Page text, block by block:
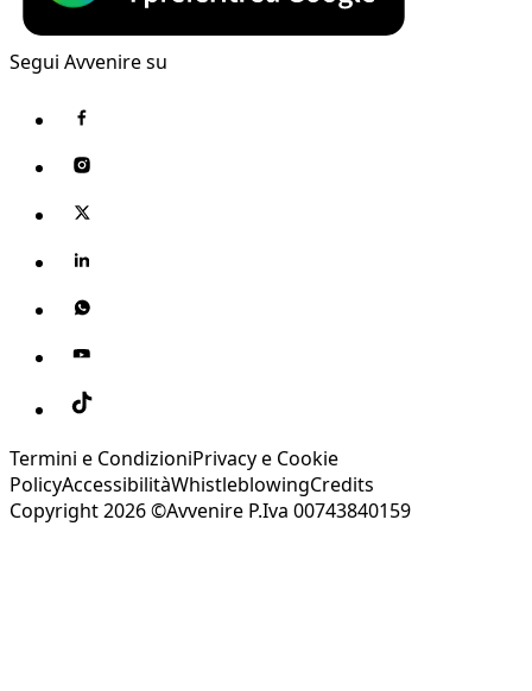
Segui Avvenire su
Termini e CondizioniPrivacy e Cookie
PolicyAccessibilitàWhistleblowingCredits
Copyright 2026 ©Avvenire P.Iva 00743840159